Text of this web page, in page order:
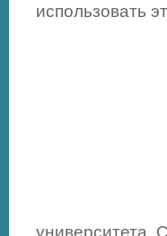
использовать
университета.